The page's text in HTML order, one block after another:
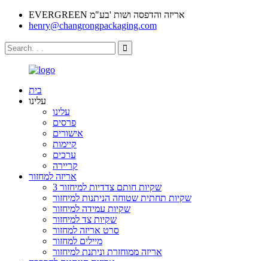
EVERGREEN אריזה והדפסה ושות 'בע"מ
henry@changrongpackaging.com
בית
עלינו
עלינו
פרסים
אישורים
קיימות
ערכים
קריירה
אריזה למחזור
3 שקיות חותם צדדיות למיחזור
שקיות תחתית שטוחה הניתנות למיחזור
שקיות עמידה למיחזור
שקיות צד למיחזור
סרט אריזה למחזור
מיילים למחזור
אריזה ממוחזרת וניתנת למיחזור